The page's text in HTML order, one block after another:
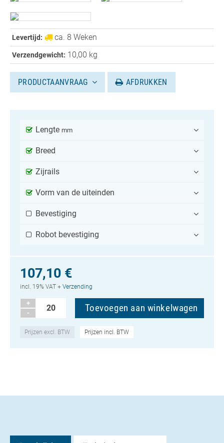
Levertijd: ca. 8 Weken
Verzendgewicht: 10,00 kg
PRODUCTAANVRAAG AFDRUKKEN
Lengte mm
Breed
Zijrails
Vorm van de uiteinden
Bevestiging
Robot bevestiging
107,10 €
incl. 19% VAT + Verzending
+
-
Prijzen excl. BTW Prijzen incl. BTW